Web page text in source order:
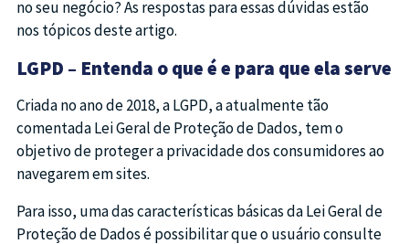
no seu negócio? As respostas para essas dúvidas estão
nos tópicos deste artigo.
LGPD – Entenda o que é e para que ela serve
Criada no ano de 2018, a LGPD, a atualmente tão
comentada Lei Geral de Proteção de Dados, tem o
objetivo de proteger a privacidade dos consumidores ao
navegarem em sites.
Para isso, uma das características básicas da Lei Geral de
Proteção de Dados é possibilitar que o usuário consulte